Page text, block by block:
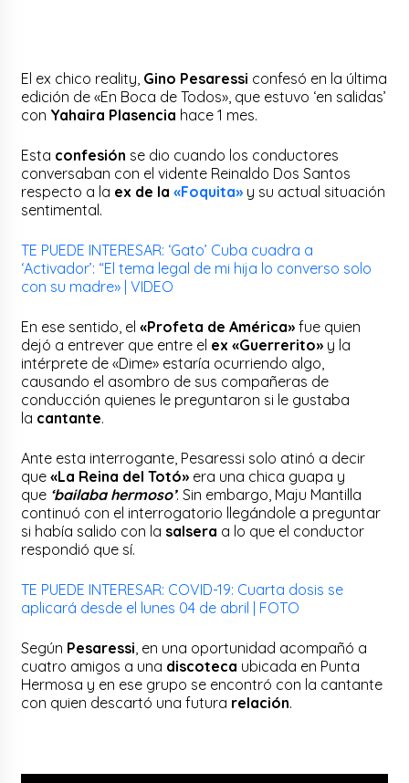
El ex chico reality, Gino Pesaressi confesó en la última
edición de «En Boca de Todos», que estuvo ‘en salidas’
con Yahaira Plasencia hace 1 mes.
Esta confesión se dio cuando los conductores
conversaban con el vidente Reinaldo Dos Santos
respecto a la ex de la«Foquita» y su actual situación
sentimental.
TE PUEDE INTERESAR: ‘Gato’ Cuba cuadra a
‘Activador’: “El tema legal de mi hija lo converso solo
con su madre» | VIDEO
En ese sentido, el«Profeta de América» fue quien
dejó a entrever que entre el ex «Guerrerito» y la
intérprete de «Dime» estaría ocurriendo algo,
causando el asombro de sus compañeras de
conducción quienes le preguntaron si le gustaba
la cantante.
Ante esta interrogante, Pesaressi solo atinó a decir
que«La Reina del Totó» era una chica guapa y
que ‘bailaba hermoso’. Sin embargo, Maju Mantilla
continuó con el interrogatorio llegándole a preguntar
si había salido con la salsera a lo que el conductor
respondió que sí.
TE PUEDE INTERESAR: COVID-19: Cuarta dosis se
aplicará desde el lunes 04 de abril | FOTO
Según Pesaressi , en una oportunidad acompañó a
cuatro amigos a una discoteca ubicada en Punta
Hermosa y en ese grupo se encontró con la cantante
con quien descartó una futura relación.